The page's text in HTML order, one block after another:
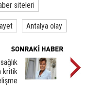
siteleri
Antalya olay
kritik